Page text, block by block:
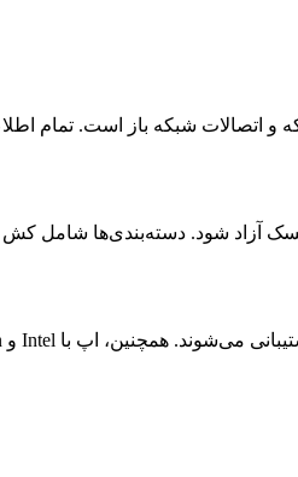
آزاد شود. دسته‌بندی‌ها شامل کش